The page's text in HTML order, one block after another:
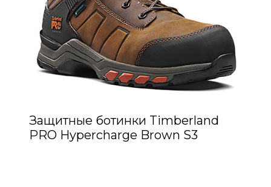
Защитные ботинки Timberland
PRO Hypercharge Brown S3